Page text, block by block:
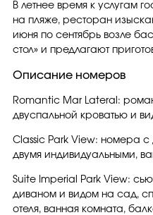
В летнее время к услугам
на пляже, ресторан
июня по сентябрь возле
стол» и предлагают
Описание номеров
Romantic Mar Lateral:
двуспальной кроватью и
Classic Park View: номера
двумя индивидуальными,
Suite Imperial Park View:
диваном и видом на сад,
отеля, ванная комната,